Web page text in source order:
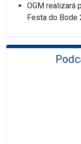
OGM realizará
Festa do Bode